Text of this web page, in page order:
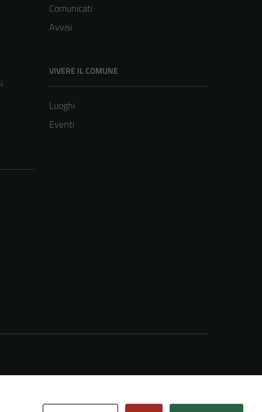
Comunicati
Avvisi
VIVERE IL COMUNE
Luoghi
Eventi